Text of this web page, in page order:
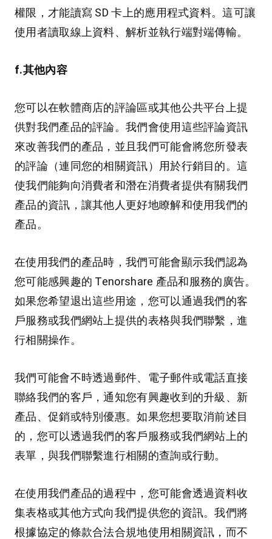
權限，才能讀寫 SD 卡上的應用程式資料。這可讓
使用者讀取線上資料、解析並執行端對端傳輸。
f.其他內容
您可以在軟體商店的評論區或其他公共平台上提
供對我們產品的評論。我們會使用這些評論資訊
來改善我們的產品，並且我們可能會將您所發表
的評論（連同您的相關資訊）用於行銷目的。這
使我們能夠向消費者和潛在消費者提供有關我們
產品的資訊，讓其他人更好地瞭解和使用我們的
產品。
在使用我們的產品時，我們可能會顯示我們認為
您可能感興趣的 Tenorshare 產品和服務的廣告。
如果您希望退出這些用途，您可以通過我們的客
戶服務或我們網站上提供的表格與我們聯繫，進
行相關操作。
我們可能會不時透過郵件、電子郵件或電話直接
聯絡我們的客戶，通知您有興趣收到的升級、新
產品、促銷或特別優惠。如果您想要取消前述目
的，您可以透過我們的客戶服務或我們網站上的
表單，與我們聯繫進行相關的查詢或行動。
在使用我們產品的過程中，您可能會透過資料收
集表格或其他方式向我們提供您的資訊。我們將
根據協定的條款合法合規地使用相關資訊，而不